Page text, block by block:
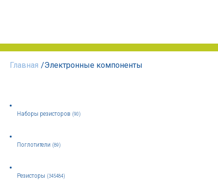
Главная /Электронные компоненты
Наборы резисторов (90)
Поглотители (89)
Резисторы (345484)